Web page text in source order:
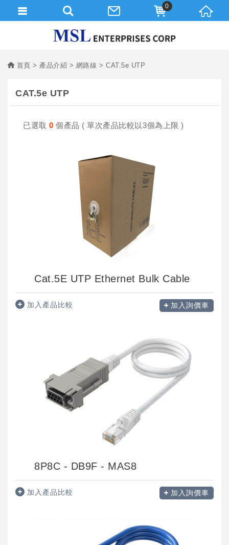
首頁 產品介紹 網路線 CAT.5e UTP
CAT.5e UTP
已選取 0個產品 ( 單次產品比較以3個為上限 )
Cat.5E UTP Ethernet Bulk Cable
加入產品比較 加入詢價車
8P8C - DB9F - MAS8
加入產品比較 加入詢價車
0